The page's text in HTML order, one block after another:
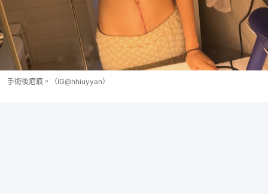
手術後疤痕。（IG@hhiuyyan）